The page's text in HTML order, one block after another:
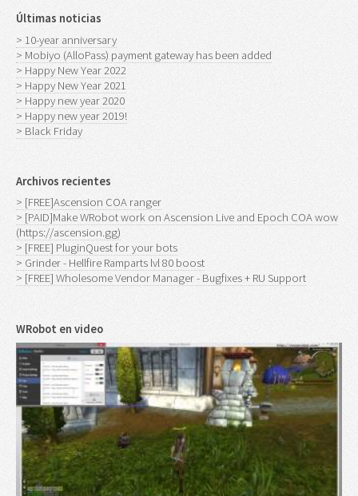
Últimas noticias
> 10-year anniversary
> Mobiyo (AlloPass) payment gateway has been added
> Happy New Year 2022
> Happy New Year 2021
> Happy new year 2020
> Happy new year 2019!
> Black Friday
Archivos recientes
> [FREE]Ascension COA ranger
> [PAID]Make WRobot work on Ascension Live and Epoch COA wow
(https://ascension.gg)
> [FREE] PluginQuest for your bots
> Grinder - Hellfire Ramparts lvl 80 boost
> [FREE] Wholesome Vendor Manager - Bugfixes + RU Support
WRobot en video